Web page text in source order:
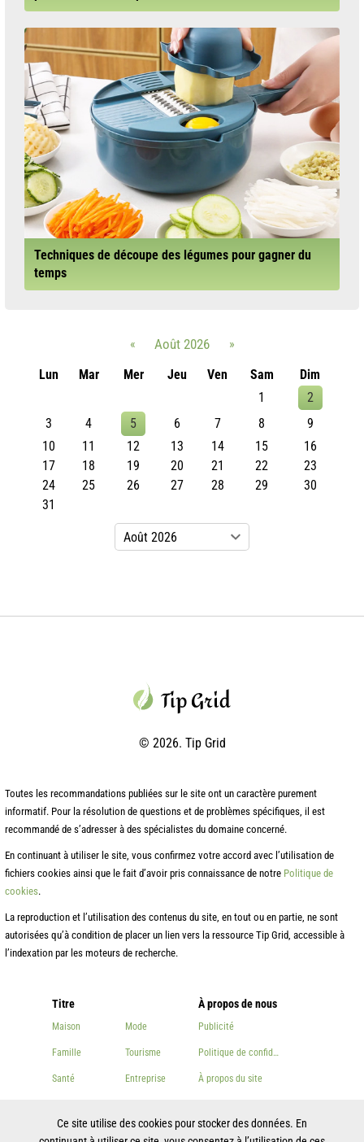
Techniques de découpe des légumes pour gagner du
temps
« Août 2026
»
Lun
Mar Mer Jeu Ven Sam
Dim
1
2
3
4 5 6 7 8
9
10
11 12 13 14 15
16
17
18 19 20 21 22
23
24
25 26 27 28 29
30
31
© 2026. Tip Grid
Titre
Maison
Famille
Santé
Cuisson
Mode
Tourisme
Entreprise
À propos de nous
Publicité
Politique de confidentialité
À propos du site
Toutes les recommandations publiées sur le site ont un caractère purement
informatif. Pour la résolution de questions et de problèmes spécifiques, il est
recommandé de s’adresser à des spécialistes du domaine concerné.
En continuant à utiliser le site, vous confirmez votre accord avec l’utilisation de
fichiers cookies ainsi que le fait d’avoir pris connaissance de notre Politique de
cookies.
La reproduction et l’utilisation des contenus du site, en tout ou en partie, ne sont
autorisées qu’à condition de placer un lien vers la ressource Tip Grid, accessible à
l’indexation par les moteurs de recherche.
Ce site utilise des cookies pour stocker des données. En